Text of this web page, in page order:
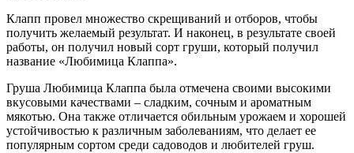
Клапп провел множество скрещиваний и отборов, чтобы
получить желаемый результат. И наконец, в результате своей
работы, он получил новый сорт груши, который получил
название «Любимица Клаппа».
Груша Любимица Клаппа была отмечена своими высокими
вкусовыми качествами – сладким, сочным и ароматным
мякотью. Она также отличается обильным урожаем и хорошей
устойчивостью к различным заболеваниям, что делает ее
популярным сортом среди садоводов и любителей груш.